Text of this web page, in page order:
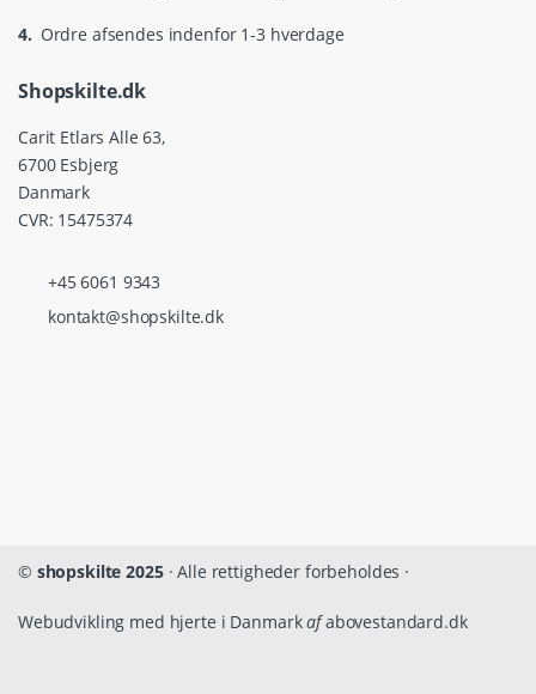
4. Ordre afsendes indenfor 1-3 hverdage
Shopskilte.dk
Carit Etlars Alle 63,
6700 Esbjerg
Danmark
CVR: 15475374
+45 6061 9343
kontakt@shopskilte.dk
© shopskilte 2025· Alle rettigheder forbeholdes ·
Webudvikling med hjerte i Danmarkafabovestandard.dk